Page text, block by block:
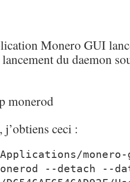
Monero GUI
du daemon
monerod
j’obtiens ceci :
Applications/
--detach --